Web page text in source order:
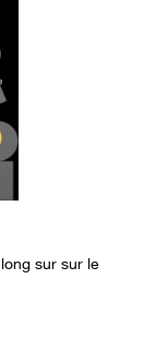
sur sur le